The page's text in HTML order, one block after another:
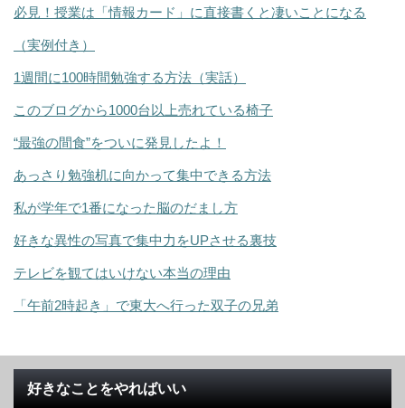
必見！授業は「情報カード」に直接書くと凄いことになる
（実例付き）
1週間に100時間勉強する方法（実話）
このブログから1000台以上売れている椅子
“最強の間食”をついに発見したよ！
あっさり勉強机に向かって集中できる方法
私が学年で1番になった脳のだまし方
好きな異性の写真で集中力をUPさせる裏技
テレビを観てはいけない本当の理由
「午前2時起き」で東大へ行った双子の兄弟
好きなことをやればいい